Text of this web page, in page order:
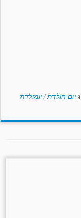
יום הולדת/יומולדת